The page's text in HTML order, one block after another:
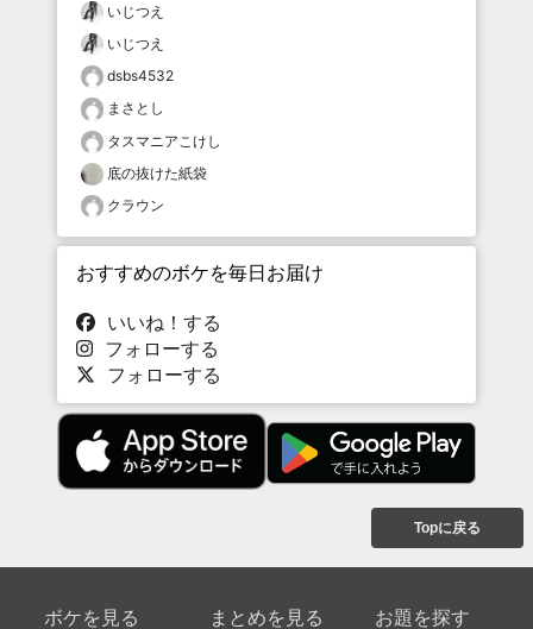
いじつえ
いじつえ
dsbs4532
まさとし
タスマニアこけし
底の抜けた紙袋
クラウン
おすすめのボケを毎日お届け
いいね！する
フォローする
フォローする
Topに戻る
ボケを見る まとめを見る お題を探す